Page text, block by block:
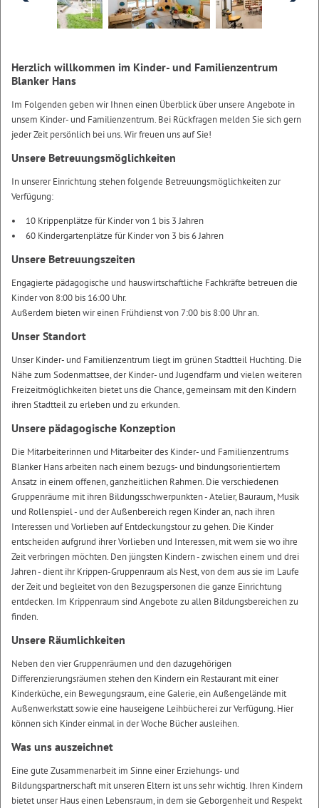
Herzlich willkommen im Kinder- und Familienzentrum
Blanker Hans
Im Folgenden geben wir Ihnen einen Überblick über unsere Angebote in
unsem Kinder- und Familienzentrum. Bei Rückfragen melden Sie sich gern
jeder Zeit persönlich bei uns. Wir freuen uns auf Sie!
Unsere Betreuungsmöglichkeiten
In unserer Einrichtung stehen folgende Betreuungsmöglichkeiten zur
Verfügung:
10 Krippenplätze für Kinder von 1 bis 3 Jahren
60 Kindergartenplätze für Kinder von 3 bis 6 Jahren
Unsere Betreuungszeiten
Engagierte pädagogische und hauswirtschaftliche Fachkräfte betreuen die
Kinder von 8:00 bis 16:00 Uhr.
Außerdem bieten wir einen Frühdienst von 7:00 bis 8:00 Uhr an.
Unser Standort
Unser Kinder- und Familienzentrum liegt im grünen Stadtteil Huchting. Die
Nähe zum Sodenmattsee, der Kinder- und Jugendfarm und vielen weiteren
Freizeitmöglichkeiten bietet uns die Chance, gemeinsam mit den Kindern
ihren Stadtteil zu erleben und zu erkunden.
Unsere pädagogische Konzeption
Die Mitarbeiterinnen und Mitarbeiter des Kinder- und Familienzentrums
Blanker Hans arbeiten nach einem bezugs- und bindungsorientiertem
Ansatz in einem offenen, ganzheitlichen Rahmen. Die verschiedenen
Gruppenräume mit ihren Bildungsschwerpunkten - Atelier, Bauraum, Musik
und Rollenspiel - und der Außenbereich regen Kinder an, nach ihren
Interessen und Vorlieben auf Entdeckungstour zu gehen. Die Kinder
entscheiden aufgrund ihrer Vorlieben und Interessen, mit wem sie wo ihre
Zeit verbringen möchten. Den jüngsten Kindern - zwischen einem und drei
Jahren - dient ihr Krippen-Gruppenraum als Nest, von dem aus sie im Laufe
der Zeit und begleitet von den Bezugspersonen die ganze Einrichtung
entdecken. Im Krippenraum sind Angebote zu allen Bildungsbereichen zu
finden.
Unsere Räumlichkeiten
Neben den vier Gruppenräumen und den dazugehörigen
Differenzierungsräumen stehen den Kindern ein Restaurant mit einer
Kinderküche, ein Bewegungsraum, eine Galerie, ein Außengelände mit
Außenwerkstatt sowie eine hauseigene Leihbücherei zur Verfügung. Hier
können sich Kinder einmal in der Woche Bücher ausleihen.
Was uns auszeichnet
Eine gute Zusammenarbeit im Sinne einer Erziehungs- und
Bildungspartnerschaft mit unseren Eltern ist uns sehr wichtig. Ihren Kindern
bietet unser Haus einen Lebensraum, in dem sie Geborgenheit und Respekt